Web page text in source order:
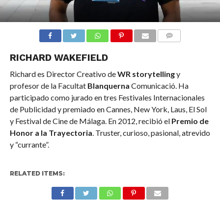
RICHARD WAKEFIELD
Richard es Director Creativo deWR storytellingy
profesor de la Facultat Blanquerna Comunicació. Ha
participado como jurado en tres Festivales Internacionales
de Publicidad y premiado en Cannes, New York, Laus, El Sol
y Festival de Cine de Málaga. En 2012, recibió el Premio de
Honor a la Trayectoria. Truster, curioso, pasional, atrevido
y “currante”.
RELATED ITEMS: